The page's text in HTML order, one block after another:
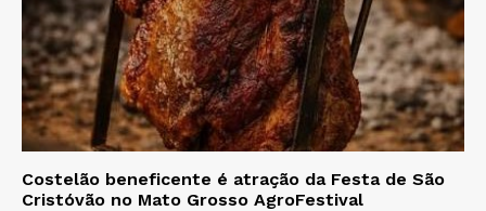
Costelão beneficente é atração da Festa de São
Cristóvão no Mato Grosso AgroFestival